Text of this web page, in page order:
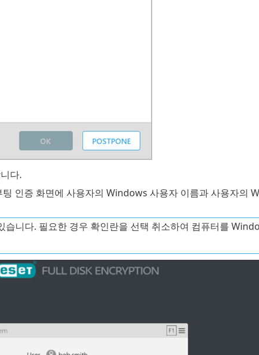
다.
인증 화면에 사용자의 Windows 사용자 이름과 사용자의
습니다. 필요한 경우 확인란을 선택 취소하여 컴퓨터를